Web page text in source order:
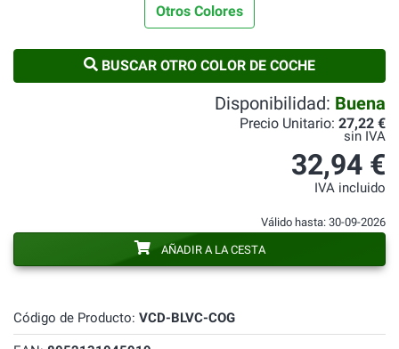
Otros Colores
BUSCAR OTRO COLOR DE COCHE
Código de Producto: VCD-BLVC-COG
Disponibilidad: Buena
Precio Unitario: 27,22 €
sin IVA
32,94 €
IVA incluido
Válido hasta: 30-09-2026
AÑADIR A LA CESTA